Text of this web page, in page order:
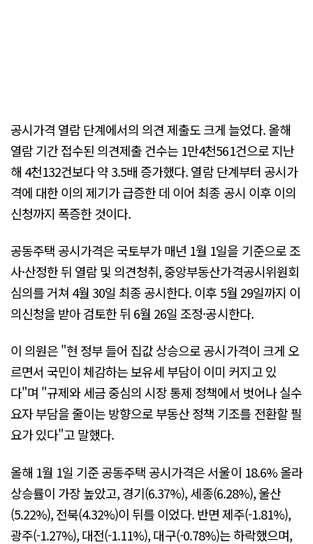
공시가격 열람 단계에서의 의견 제출도 크게 늘었다. 올해
열람 기간 접수된 의견제출 건수는 1만4천561건으로 지난
해 4천132건보다 약 3.5배 증가했다. 열람 단계부터 공시가
격에 대한 이의 제기가 급증한 데 이어 최종 공시 이후 이의
신청까지 폭증한 것이다.
공동주택 공시가격은 국토부가 매년 1월 1일을 기준으로 조
사·산정한 뒤 열람 및 의견청취, 중앙부동산가격공시위원회
심의를 거쳐 4월 30일 최종 공시한다. 이후 5월 29일까지 이
의신청을 받아 검토한 뒤 6월 26일 조정·공시한다.
이 의원은 "현 정부 들어 집값 상승으로 공시가격이 크게 오
르면서 국민이 체감하는 보유세 부담이 이미 커지고 있
다"며 "규제와 세금 중심의 시장 통제 정책에서 벗어나 실수
요자 부담을 줄이는 방향으로 부동산 정책 기조를 전환할 필
요가 있다"고 말했다.
올해 1월 1일 기준 공동주택 공시가격은 서울이 18.6% 올라
상승률이 가장 높았고, 경기(6.37%), 세종(6.28%), 울산
(5.22%), 전북(4.32%)이 뒤를 이었다. 반면 제주(-1.81%),
광주(-1.27%), 대전(-1.11%), 대구(-0.78%)는 하락했으며,